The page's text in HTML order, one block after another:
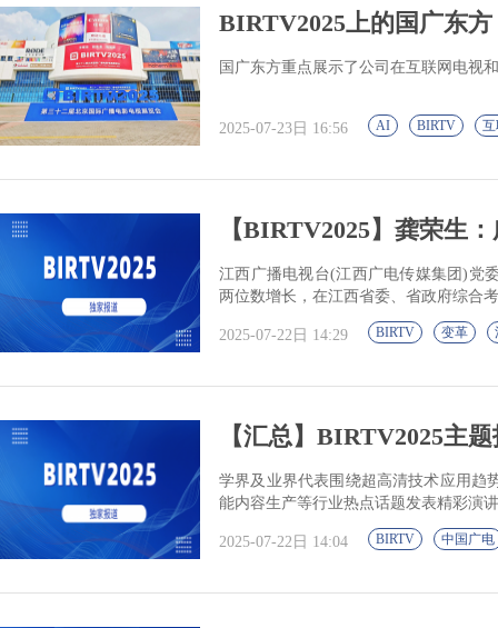
BIRTV2025上的国广东
国广东方重点展示了公司在互联网电视
2025-07-23日 16:56 AI BIRTV
【BIRTV2025】龚荣生
江西广播电视台(江西广电传媒集团)党
两位数增长，在江西省委、省政府综合
2025-07-22日 14:29 BIRTV 变革
【汇总】BIRTV2025主
学界及业界代表围绕超高清技术应用趋
能内容生产等行业热点话题发表精彩演
2025-07-22日 14:04 BIRTV 中国广电